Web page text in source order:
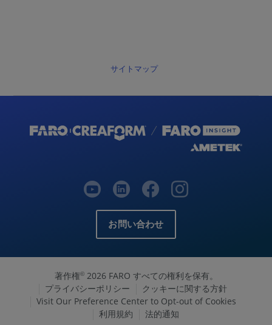
い
ス
ナ
サイトマップ
お問い合わせ
著作権©2026 FARO すべての権利を保有。
プライバシーポリシー
クッキーに関する方針
Visit Our Preference Center to Opt-out of Cookies
利用規約
法的通知